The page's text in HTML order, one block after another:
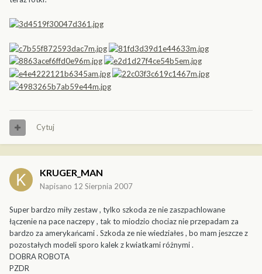
Cytuj
KRUGER_MAN
Napisano 12 Sierpnia 2007
Super bardzo miły zestaw , tylko szkoda ze nie zaszpachlowane
łączenie na pace naczepy , tak to miodzio chociaz nie przepadam za
bardzo za amerykańcami . Szkoda ze nie wiedziałes , bo mam jeszcze z
pozostałych modeli sporo kalek z kwiatkami różnymi .
DOBRA ROBOTA
PZDR